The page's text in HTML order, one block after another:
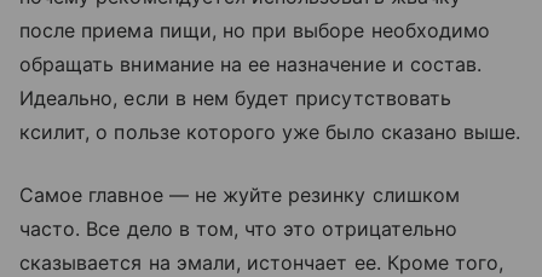
после приема пищи, но при выборе необходимо
обращать внимание на ее назначение и состав.
Идеально, если в нем будет присутствовать
ксилит, о пользе которого уже было сказано выше.
Самое главное — не жуйте резинку слишком
часто. Все дело в том, что это отрицательно
сказывается на эмали, истончает ее. Кроме того,